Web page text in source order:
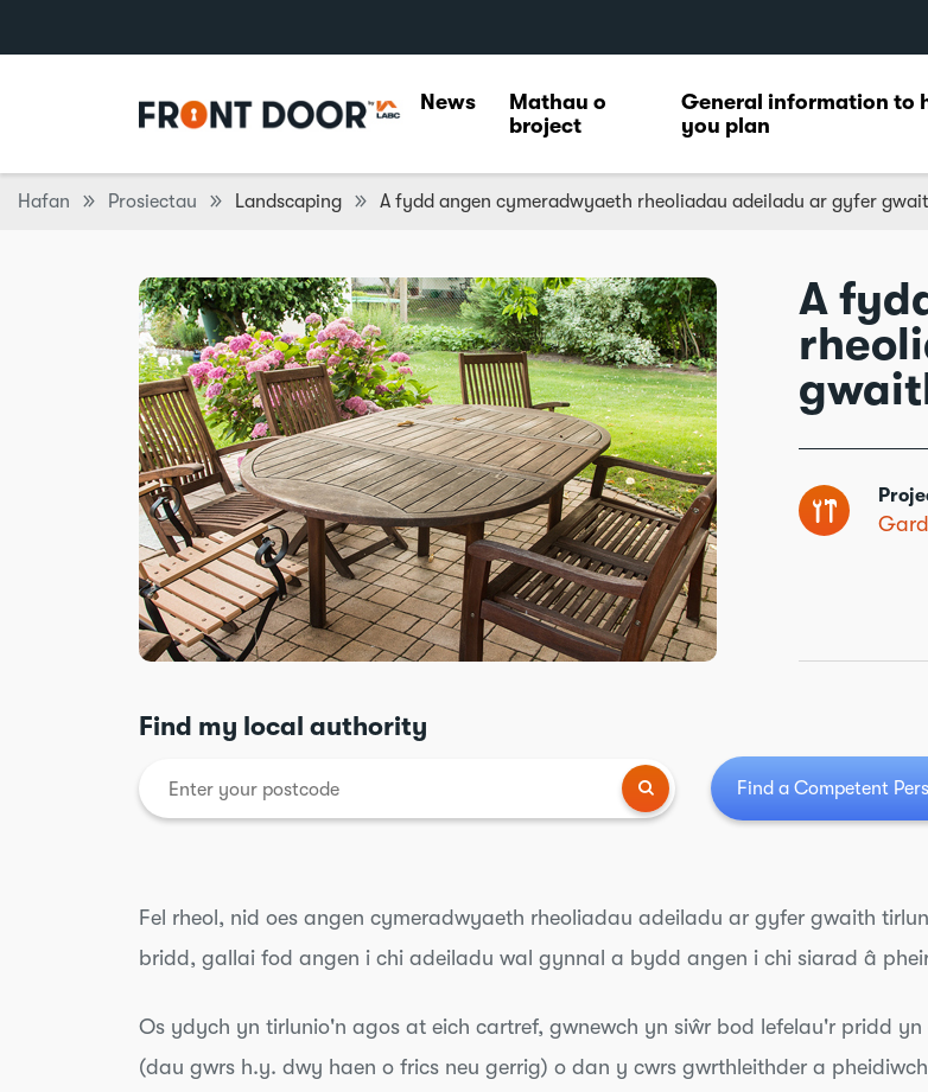
News
Mathau o
broject
General information to
you plan
Hafan Prosiectau Landscaping A fydd angen cymeradwyaeth rheoliadau adeiladu ar gyfer
A
Find my local authority
Find a Competent
Fel rheol, nid oes angen cymeradwyaeth rheoliadau adeiladu ar gyfer gwaith
bridd, gallai fod angen i chi adeiladu wal gynnal a bydd angen i chi siarad â
Os ydych yn tirlunio'n agos at eich cartref, gwnewch yn siŵr bod lefelau'r pridd
(dau gwrs h.y. dwy haen o frics neu gerrig) o dan y cwrs gwrthleithder a